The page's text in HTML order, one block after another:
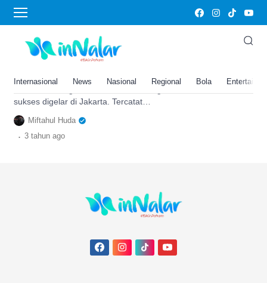
Internasional News Nasional Regional Bola
Now Boarding
Festivibes Now Boarding Sukses
Digelar Meriah di Jakarta, 12.000
sukses digelar di Jakarta. Tercatat
12.000 komunitas Kpop turut
memeriahkan acara.
Miftahul Huda
. 3 tahun ago